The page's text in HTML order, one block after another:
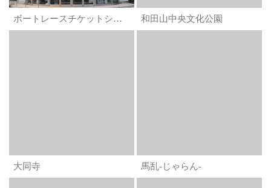
ボートレースチケットショップ朝来（ミニボートピア朝来） 和田山中央文化公園
大同寺 馬乱-じゃらん-